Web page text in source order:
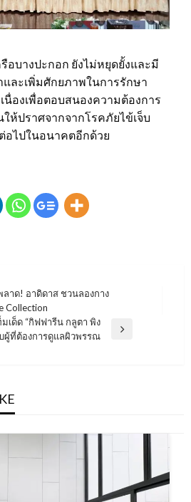
อบางปะกอก ยังไม่หยุดยั้งและมี
ละเพิ่มศักยภาพในการรักษา
นื่องเพื่อตอบสนองความต้องการ
ห้ปราศจากจากโรคภัยไข้เจ็บ
ไปในอนาคตอีกด้วย
าด! อาดิดาส ชวนลองกาง
Collection
เด็ด “กิฟฟารีน กลูตา พิง
ผู้ที่ต้องการดูแลผิวพรรณ